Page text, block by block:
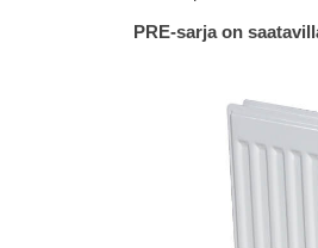
PRE-sarja on